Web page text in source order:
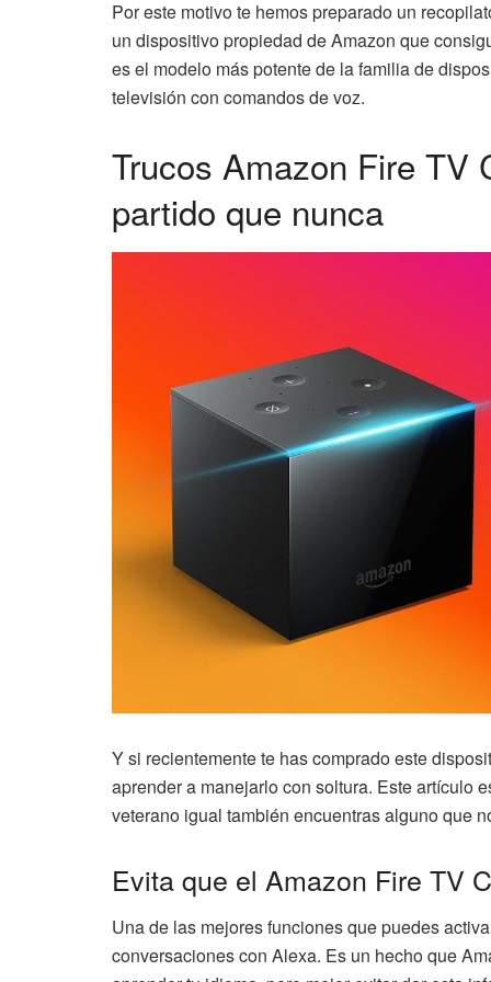
Por este motivo te hemos preparado un
un dispositivo propiedad de Amazon que
es el modelo más potente de la familia de
televisión con comandos de voz.
Trucos Amazon Fire TV
partido que nunca
Y si recientemente te has comprado este
aprender a manejarlo con soltura. Este artículo
veterano igual también encuentras alguno que
Evita que el Amazon Fire TV
Una de las mejores funciones que puedes
conversaciones con Alexa. Es un hecho que